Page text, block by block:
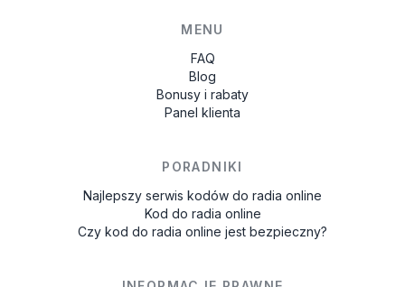
MENU
FAQ
Blog
Bonusy i rabaty
Panel klienta
PORADNIKI
Najlepszy serwis kodów do radia online
Kod do radia online
Czy kod do radia online jest bezpieczny?